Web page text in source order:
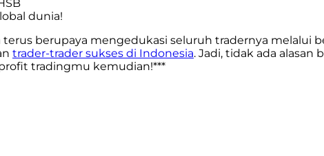
dunia!
terus berupaya mengedukasi seluruh tradernya melalui
trader-trader sukses di Indonesia. Jadi, tidak ada
tradingmu kemudian!***